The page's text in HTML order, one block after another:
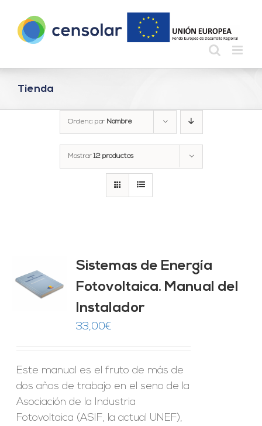
contenido
Tienda
Ordena por Nombre
Mostrar12 productos
de 5
Sistemas de Energía
Fotovoltaica. Manual del
Instalador
33,00€
Este manual es el fruto de más de
dos años de trabajo en el seno de la
Asociación de la Industria
Fotovoltaica (ASIF, la actual UNEF),